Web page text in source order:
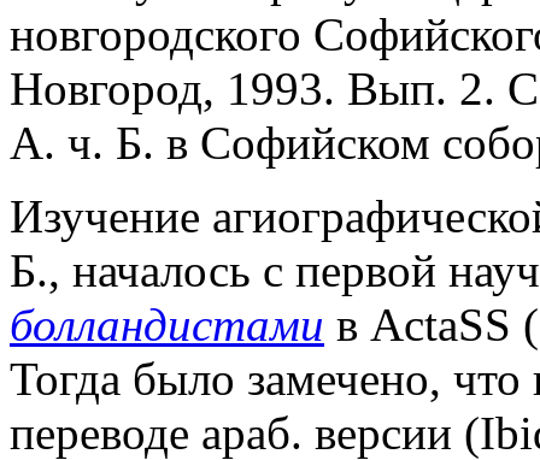
новгородского
Новгород, 1993. Вып. 2.
А. ч. Б. в Софийском
Изучение
Б., началось с первой
болландистами в ActaSS
Тогда было замечено,
переводе араб. версии